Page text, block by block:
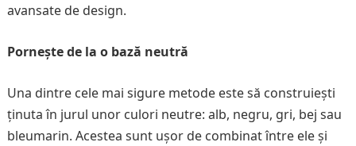
avansate de design.
Pornește de la o bază neutră
Una dintre cele mai sigure metode este să construiești
ținuta în jurul unor culori neutre: alb, negru, gri, bej sau
bleumarin. Acestea sunt ușor de combinat între ele și